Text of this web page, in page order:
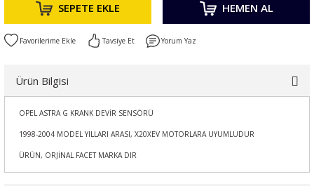
SEPETE EKLE HEMEN AL
Tavsiye Et Yorum Yaz
Ürün Bilgisi
OPEL ASTRA G KRANK DEVİR SENSÖRÜ
1998-2004 MODEL YILLARI ARASI, X20XEV MOTORLARA UYUMLUDUR
ÜRÜN, ORJİNAL FACET MARKA DIR